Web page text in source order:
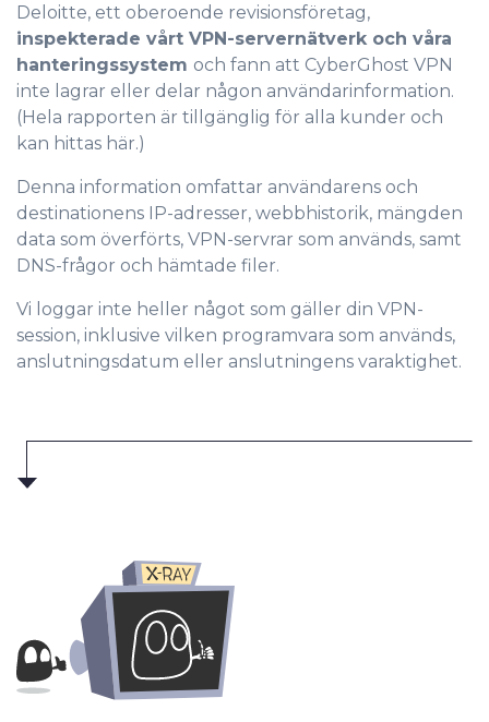
Deloitte, ett oberoende revisionsföretag,
inspekterade vårt VPN-servernätverk och våra
hanteringssystem och fann att CyberGhost VPN
inte lagrar eller delar någon användarinformation.
(Hela rapporten är tillgänglig för alla kunder och
kan hittas här.)
Denna information omfattar användarens och
destinationens IP-adresser, webbhistorik, mängden
data som överförts, VPN-servrar som används, samt
DNS-frågor och hämtade filer.
Vi loggar inte heller något som gäller din VPN-
session, inklusive vilken programvara som används,
anslutningsdatum eller anslutningens varaktighet.